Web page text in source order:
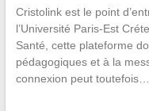
Cristolink est le point
l’Université Paris-Est
Santé, cette plateforme
pédagogiques et à la
connexion peut toutefois…